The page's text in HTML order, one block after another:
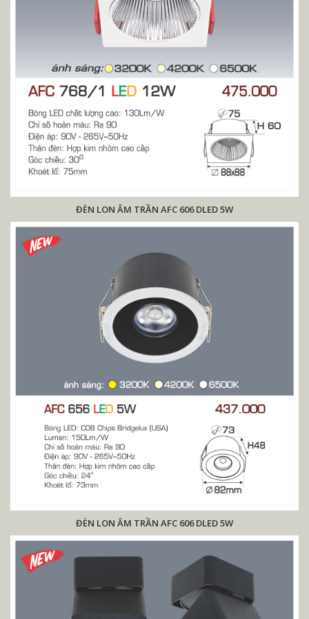
ĐÈN LON ÂM TRẦN AFC 606 DLED 5W
ĐÈN LON ÂM TRẦN AFC 606 DLED 5W